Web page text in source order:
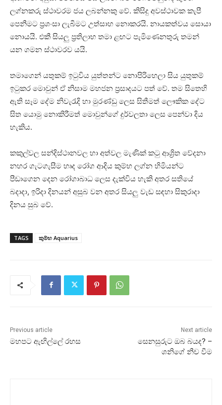
ලග්නකරු ස්‌ථාවරම ජය ලබන්නකු වේ. කිසිදු අවස්‌ථාවක කැපී
පෙනීමට ප්‍රශංසා ලැබීමට උත්සාහ නොකරයි. නායකත්වය සොයා
නොයයි. එකී සියලු ප්‍රතිලාභ තමා ළඟට පැමිණෙනතුරු තමන්
යන ගමන ස්‌ථාවරව යයි.
තමාගෙන් යතුකම් ඉටුවිය යුත්තන්ට නොපිරිහෙලා සිය යුතුකම්
ඉටුකර මොවුන් ඒ නිසාම මහජන ප්‍රසාදයට පත් වේ. තම සිතෙහි
ඇති සෑම දේම නිවැරැදි හා මුරණ්‌ඩු ලෙස සිතීමත් ලෞකික දේට
සිත යොමු නොකිරීමත් මොවුන්ගේ දුර්වලතා ලෙස පෙන්වා දිය
හැකිය.
කකුල්වල සන්දිස්‌ථානවල හා අත්වල මැණික්‌ කටු ආශ්‍රිත වේදනා
නහර ගැටගැසීම හෘද රෝග ආදිය කුම්භ ලග්න හිමියන්ට
පීඩාගෙන දෙන රෝගාබාධ ලෙස දැක්‌විය හැකි අතර සතියේ
බදාදා, ඉරිදා දිනයන් අසුබ වන අතර සියලු වැඩ සඳහා සිකුරාදා
දිනය සුබ වේ.
TAGS කුම්භ Aquarius
Previous article
මහපට ඇඟිල්ලේ රහස
Next article
සෙනසුරුට ඔබ බයද? –
ශනිගේ නීච වීම